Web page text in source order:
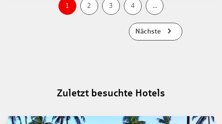
1 2 3 4 ...
Nächste
Zuletzt besuchte Hotels